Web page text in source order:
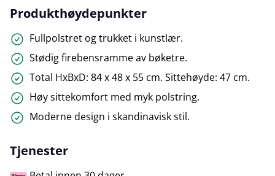
Produkthøydepunkter
Fullpolstret og trukket i kunstlær.
Stødig firebensramme av bøketre.
Total HxBxD: 84 x 48 x 55 cm. Sittehøyde: 47 cm.
Høy sittekomfort med myk polstring.
Moderne design i skandinavisk stil.
Tjenester